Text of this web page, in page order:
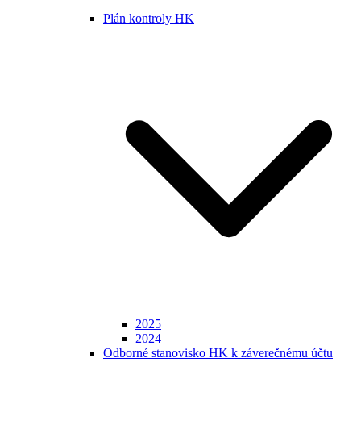
Plán kontroly HK
2025
2024
Odborné stanovisko HK k záverečnému účtu